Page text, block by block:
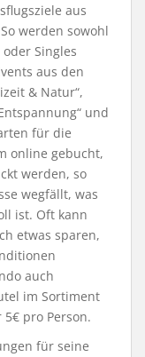
aus
werden sowohl
Singles
aus den
& Natur“,
und
für die
online gebucht,
werden, so
wegfällt, was
ist. Oft kann
etwas sparen,
auch
im Sortiment
pro Person.
für seine